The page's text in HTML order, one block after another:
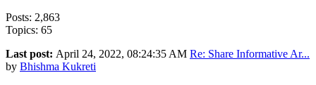
Posts: 2,863
Topics: 65
Last post: April 24, 2022, 08:24:35 AM Re: Share Informative Ar...
by Bhishma Kukreti